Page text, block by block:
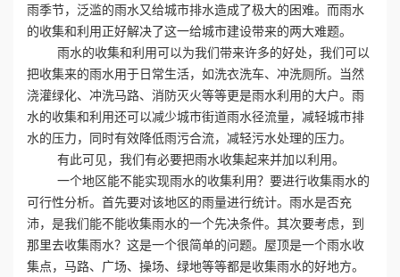
闻
讯
誉
资
雨季节，泛滥的雨水又给城市排水造成了极大的困难。而雨水
的收集和利用正好解决了这一给城市建设带来的两大难题。
雨水的收集和利用可以为我们带来许多的好处，我们可以
把收集来的雨水用于日常生活，如洗衣洗车、冲洗厕所。当然
浇灌绿化、冲洗马路、消防灭火等等更是雨水利用的大户。雨
水的收集和利用还可以减少城市街道雨水径流量，减轻城市排
水的压力，同时有效降低雨污合流，减轻污水处理的压力。
有此可见，我们有必要把雨水收集起来并加以利用。
一个地区能不能实现雨水的收集利用？要进行收集雨水的
可行性分析。首先要对该地区的雨量进行统计。雨水是否充
沛，是我们能不能收集雨水的一个先决条件。其次要考虑，到
那里去收集雨水？这是一个很简单的问题。屋顶是一个雨水收
集点，马路、广场、操场、绿地等等都是收集雨水的好地方。